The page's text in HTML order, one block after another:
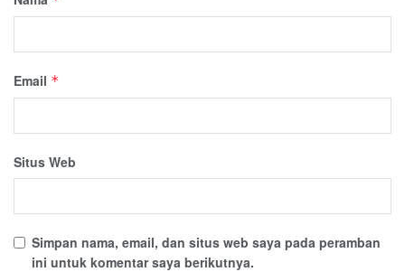
Email *
Situs Web
Simpan nama, email, dan situs web saya pada peramban
ini untuk komentar saya berikutnya.